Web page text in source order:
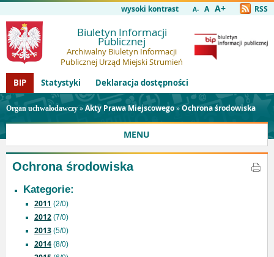
wysoki kontrast A- A A+ RSS
Biuletyn Informacji
Publicznej
Archiwalny Biuletyn Informacji
Publicznej Urząd Miejski Strumień
BIP
Statystyki Deklaracja dostępności
Organ uchwałodawczy »Akty Prawa Miejscowego»Ochrona środowiska
MENU
Ochrona środowiska
Kategorie:
2011 (2/0)
2012 (7/0)
2013 (5/0)
2014 (8/0)